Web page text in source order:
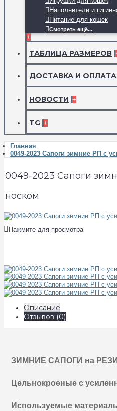
Наполнители и
Питание для кошек
Смотреть ещё...
+
ТАБЛИЦА РАЗМЕРОВ
ДОСТАВКА И ОПЛАТА
НОВОСТИ +
TG +
Главная
0049-2023 Сапоги зимние РП с
0049-2023 Сапоги
носком
Нажмите для просмотра
Описание
Отзывов (0)
ЗИМНИЕ САПОГИ на
Цельнокроеные с
Используемые